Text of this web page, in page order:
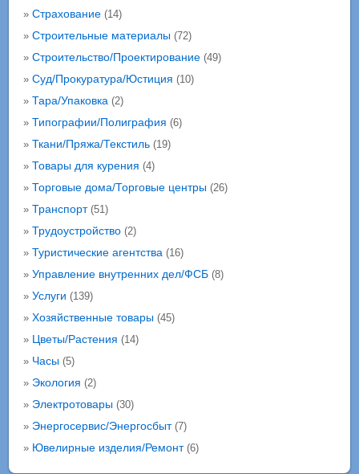
» Страхование(14)
» Строительные материалы(72)
» Строительство/Проектирование(49)
» Суд/Прокуратура/Юстиция (10)
» Тара/Упаковка(2)
» Типографии/Полиграфия (6)
» Ткани/Пряжа/Текстиль(19)
» Товары для курения (4)
» Торговые дома/Торговые центры(26)
» Транспорт(51)
» Трудоустройство(2)
» Туристические агентства(16)
» Управление внутренних дел/ФСБ(8)
» Услуги (139)
» Хозяйственные товары(45)
» Цветы/Растения (14)
» Часы(5)
» Экология (2)
» Электротовары(30)
» Энергосервис/Энергосбыт(7)
» Ювелирные изделия/Ремонт(6)